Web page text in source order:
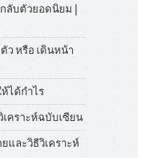
ลับตัวยอดนิยม |
ว หรือ เดินหน้า
ได้กำไร
คราะห์ฉบับเซียน
และวิธีวิเคราะห์